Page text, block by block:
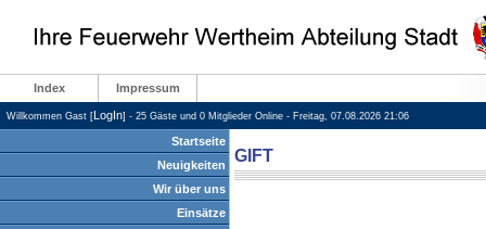
Index Impressum
Willkommen Gast [LogIn] - 25 Gäste und 0 Mitglieder Online - Freitag, 07.08.2026 21:06
Startseite
Neuigkeiten
Wir über uns
Einsätze
GIFT